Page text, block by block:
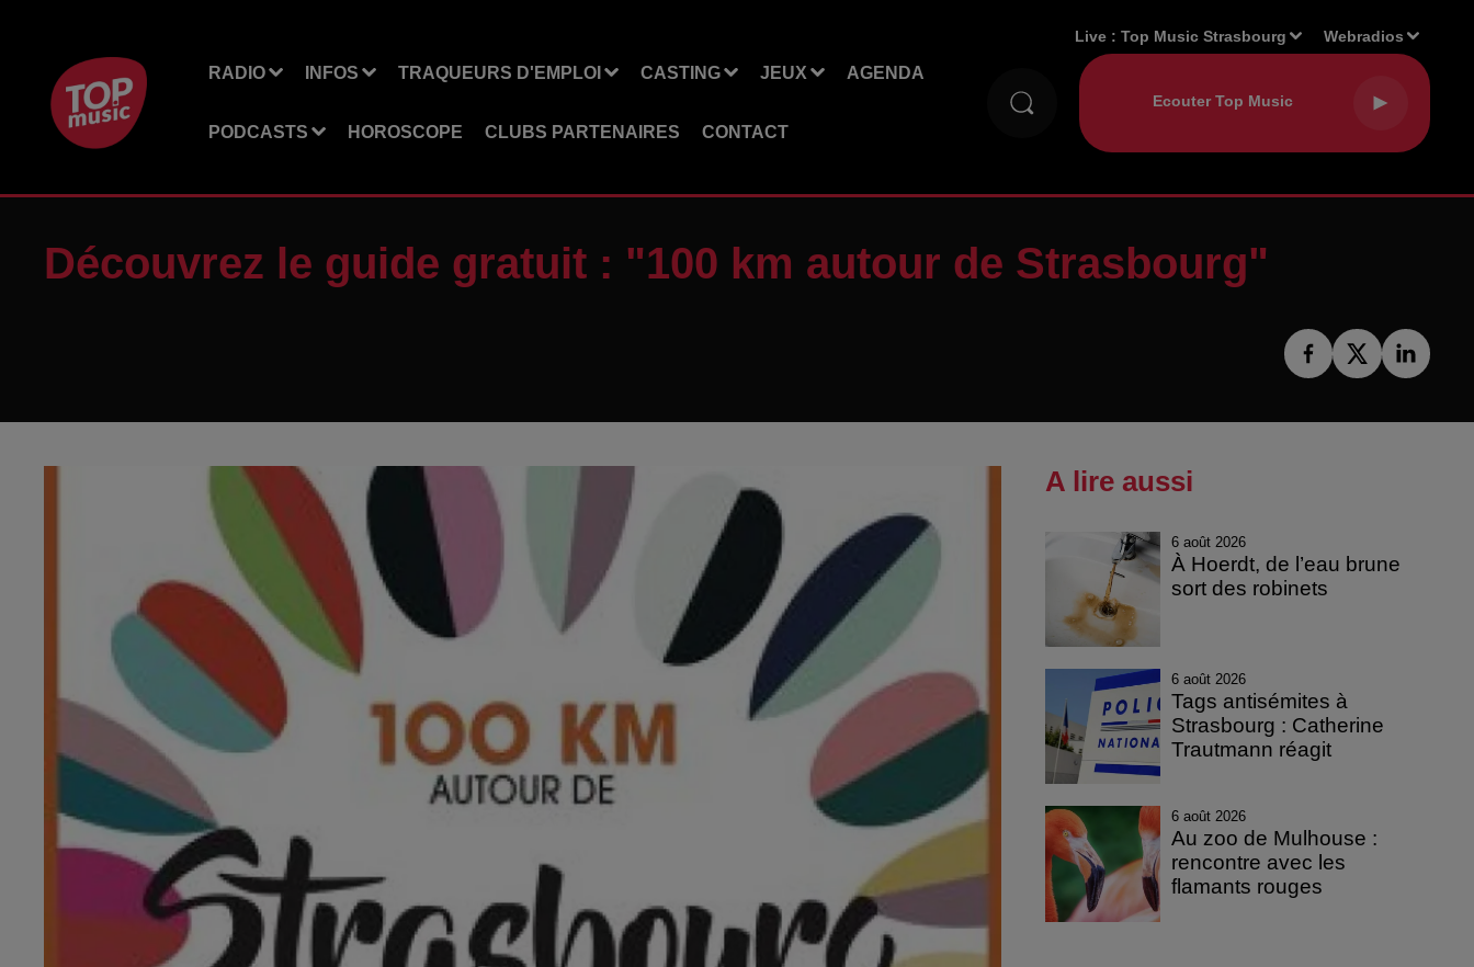
RADIO INFOS TRAQUEURS D'EMPLOI CASTING JEUX AGENDA
PODCASTS HOROSCOPE CLUBS PARTENAIRES CONTACT
Live :Top Music Strasbourg Webradios
Découvrez le guide gratuit : "100 km autour de Strasbourg"
A lire aussi
6 août 2026
À Hoerdt, de l’eau brune
sort des robinets
6 août 2026
Tags antisémites à
Strasbourg : Catherine
Trautmann réagit
6 août 2026
Au zoo de Mulhouse :
rencontre avec les
flamants rouges